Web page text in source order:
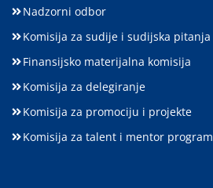
Nadzorni odbor
Komisija za sudije i sudijska pitanja
Finansijsko materijalna komisija
Komisija za delegiranje
Komisija za promociju i projekte
Komisija za talent i mentor program